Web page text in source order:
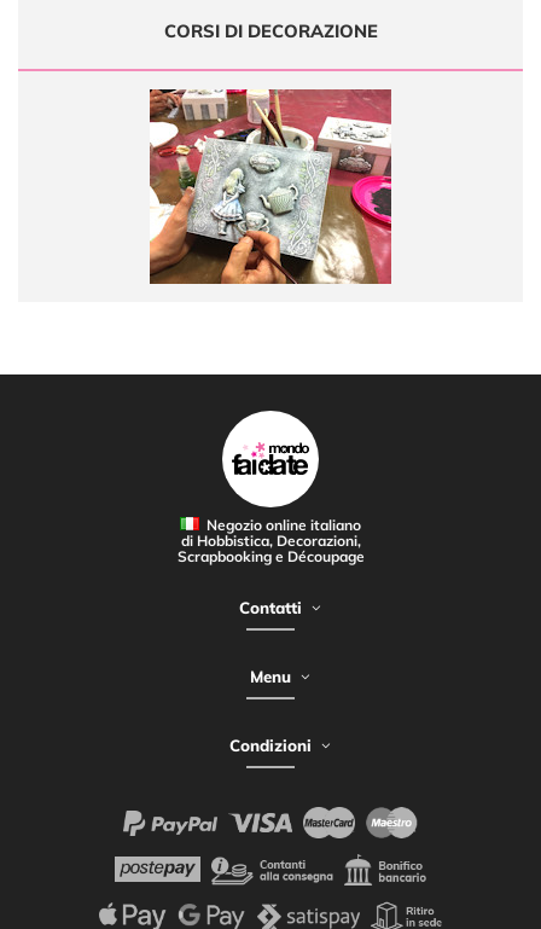
CORSI DI DECORAZIONE
Negozio online italiano
di Hobbistica, Decorazioni,
Scrapbooking e Découpage
Contatti
Menu
Condizioni